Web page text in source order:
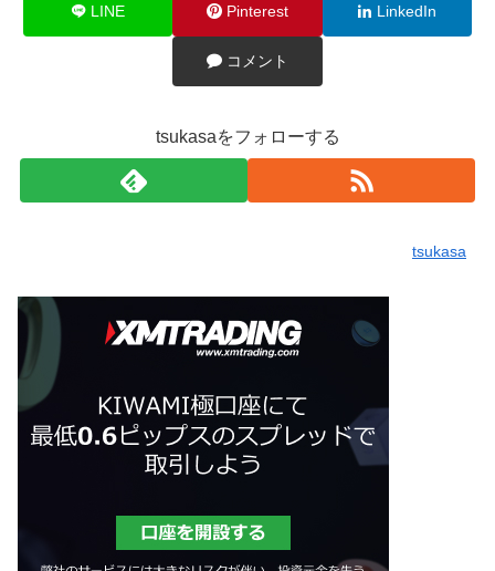
LINE Pinterest LinkedIn
コメント
tsukasaをフォローする
tsukasa